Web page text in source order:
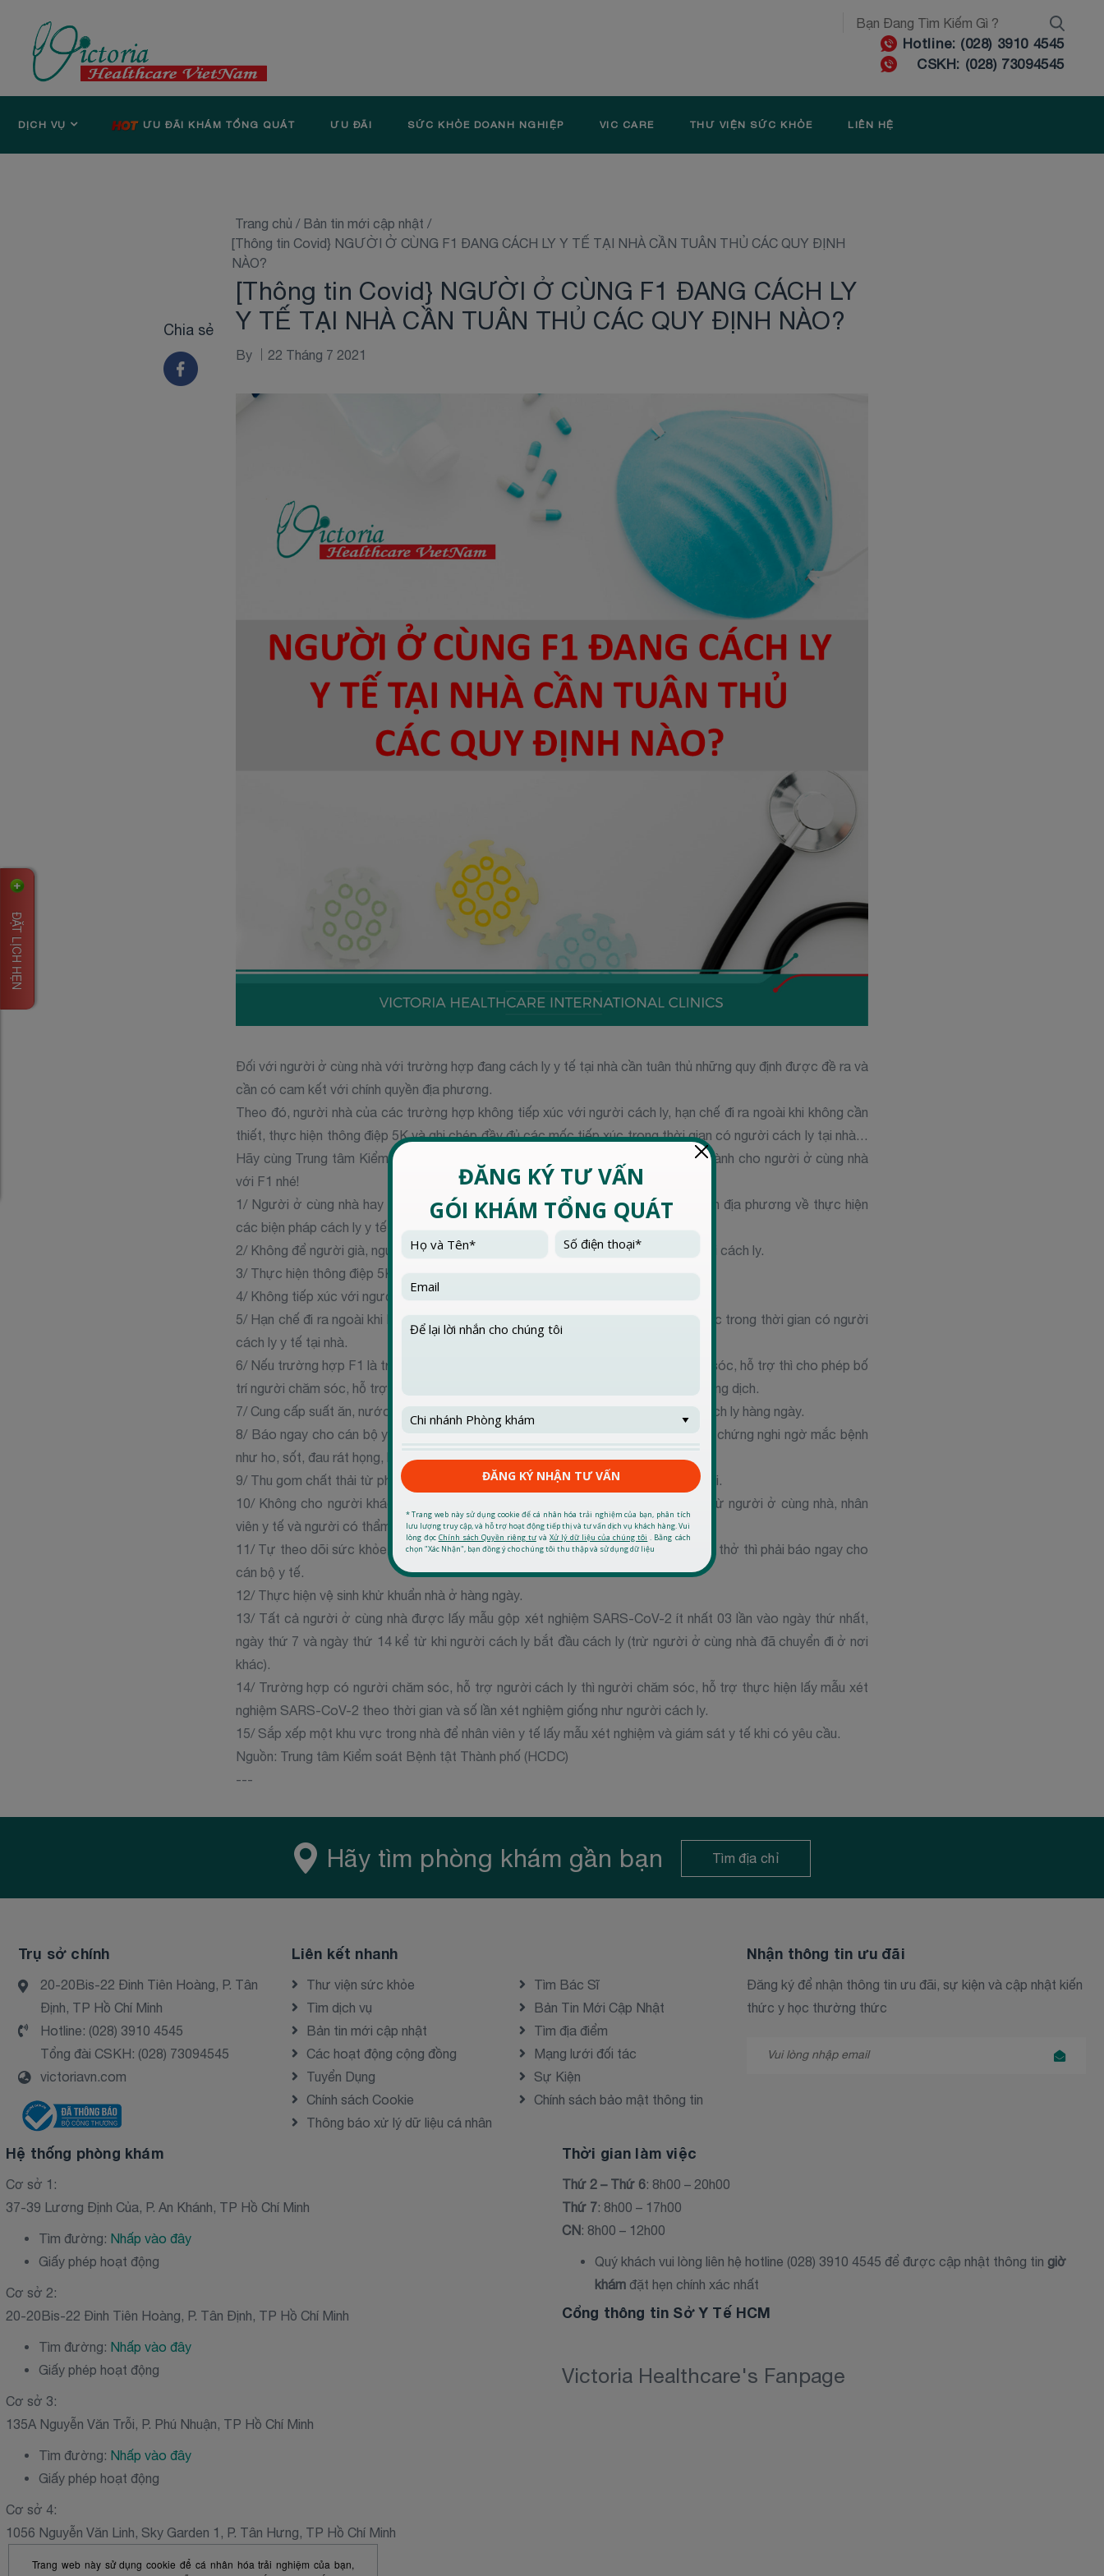
Hotline: (028) 3910 4545
CSKH: (028) 73094545
DỊCH VỤ ƯU ĐÃI KHÁM TỔNG QUÁT ƯU ĐÃI SỨC KHỎE DOANH NGHIỆP VIC CARE THƯ VIỆN SỨC KHỎE LIÊN HỆ
Chia sẻ
Trang chủ /Bản tin mới cập nhật /
[Thông tin Covid} NGƯỜI Ở CÙNG F1 ĐANG CÁCH LY Y TẾ TẠI NHÀ CẦN TUÂN THỦ CÁC QUY ĐỊNH
NÀO?
[Thông tin Covid} NGƯỜI Ở CÙNG F1 ĐANG CÁCH LY
Y TẾ TẠI NHÀ CẦN TUÂN THỦ CÁC QUY ĐỊNH NÀO?
By 22 Tháng 7 2021
Đối với người ở cùng nhà với trường hợp đang cách ly y tế tại nhà cần tuân thủ những quy định được đề ra và
cần có cam kết với chính quyền địa phương.
Theo đó, người nhà của các trường hợp không tiếp xúc với người cách ly, hạn chế đi ra ngoài khi không cần
thiết, thực hiện thông điệp 5K và ghi chép đầy đủ các mốc tiếp xúc trong thời gian có người cách ly tại nhà…
Hãy cùng Trung tâm Kiểm soát bệnh tật Thành phố làm rõ thêm những quy định dành cho người ở cùng nhà
với F1 nhé!
1/ Người ở cùng nhà hay người chăm sóc, hỗ trợ phải ký cam kết với chính quyền địa phương về thực hiện
các biện pháp cách ly y tế tại nhà phòng, chống dịch COVID-19.
2/ Không để người già, người có bệnh nền cần chăm sóc y tế ở cùng nhà với người cách ly.
3/ Thực hiện thông điệp 5K.
4/ Không tiếp xúc với người cách ly.
5/ Hạn chế đi ra ngoài khi không cần thiết và phải ghi chép đầy đủ các mốc tiếp xúc trong thời gian có người
cách ly y tế tại nhà.
6/ Nếu trường hợp F1 là trẻ em hoặc người già yếu, có bệnh nền cần người chăm sóc, hỗ trợ thì cho phép bố
trí người chăm sóc, hỗ trợ cách ly cùng và phải đảm bảo các biện pháp phòng, chống dịch.
7/ Cung cấp suất ăn, nước uống và các nhu yếu phẩm cần thiết riêng cho người cách ly hàng ngày.
8/ Báo ngay cho cán bộ y tế khi người cách ly tự ý rời khỏi nhà hoặc có các triệu chứng nghi ngờ mắc bệnh
như ho, sốt, đau rát họng, khó thở.
9/ Thu gom chất thải từ phòng cách ly đảm bảo vệ sinh khử khuẩn, quản lý chất thải.
10/ Không cho người khác vào nhà trong suốt thời gian thực hiện cách ly y tế, trừ người ở cùng nhà, nhân
viên y tế và người có thẩm quyền giám sát cách ly y tế.
11/ Tự theo dõi sức khỏe. Khi có biểu hiện nghi ngờ như ho, sốt, đau rát họng, khó thở thì phải báo ngay cho
cán bộ y tế.
12/ Thực hiện vệ sinh khử khuẩn nhà ở hàng ngày.
13/ Tất cả người ở cùng nhà được lấy mẫu gộp xét nghiệm SARS-CoV-2 ít nhất 03 lần vào ngày thứ nhất,
ngày thứ 7 và ngày thứ 14 kể từ khi người cách ly bắt đầu cách ly (trừ người ở cùng nhà đã chuyển đi ở nơi
khác).
14/ Trường hợp có người chăm sóc, hỗ trợ người cách ly thì người chăm sóc, hỗ trợ thực hiện lấy mẫu xét
nghiệm SARS-CoV-2 theo thời gian và số lần xét nghiệm giống như người cách ly.
15/ Sắp xếp một khu vực trong nhà để nhân viên y tế lấy mẫu xét nghiệm và giám sát y tế khi có yêu cầu.
Nguồn: Trung tâm Kiểm soát Bệnh tật Thành phố (HCDC)
---
Hãy tìm phòng khám gần bạn Tìm địa chỉ
Trụ sở chính
20-20Bis-22 Đinh Tiên Hoàng, P. Tân
Định, TP Hồ Chí Minh
Hotline: (028) 3910 4545
Tổng đài CSKH: (028) 73094545
victoriavn.com
Liên kết nhanh
Thư viện sức khỏe
Tìm Bác Sĩ
Tìm dịch vụ
Bản Tin Mới Cập Nhật
Bản tin mới cập nhật
Tìm địa điểm
Các hoạt động cộng đồng
Mạng lưới đối tác
Tuyển Dụng
Sự Kiện
Chính sách Cookie
Chính sách bảo mật thông tin
Thông báo xử lý dữ liệu cá nhân
Nhận thông tin ưu đãi
Đăng ký để nhận thông tin ưu đãi, sự kiện và cập nhật kiến
thức y học thường thức
Hệ thống phòng khám
Cơ sở 1:
37-39 Lương Định Của, P. An Khánh, TP Hồ Chí Minh
Tìm đường: Nhấp vào đây
Giấy phép hoạt động
Cơ sở 2:
20-20Bis-22 Đinh Tiên Hoàng, P. Tân Định, TP Hồ Chí Minh
Tìm đường: Nhấp vào đây
Giấy phép hoạt động
Cơ sở 3:
135A Nguyễn Văn Trỗi, P. Phú Nhuận, TP Hồ Chí Minh
Tìm đường: Nhấp vào đây
Giấy phép hoạt động
Cơ sở 4:
1056 Nguyễn Văn Linh, Sky Garden 1, P. Tân Hưng, TP Hồ Chí Minh
Tìm đường:Nhấp vào đây
Thời gian làm việc
Thứ 2 – Thứ 6: 8h00 – 20h00
Thứ 7: 8h00 – 17h00
CN: 8h00 – 12h00
Quý khách vui lòng liên hệ hotline (028) 3910 4545 để được cập nhật thông tin giờ
khám đặt hẹn chính xác nhất
Cổng thông tin Sở Y Tế HCM
Victoria Healthcare's Fanpage
ĐẶT LỊCH HẸN
Trang web này sử dụng cookie để cá nhân hóa trải nghiệm của bạn,